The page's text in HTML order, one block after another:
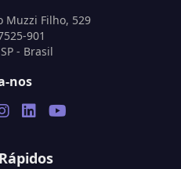
Muzzi Filho, 529
901
- Brasil
nos